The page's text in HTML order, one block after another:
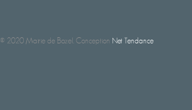
© 2020 Mairie de Bozel. Conception Net Tendance